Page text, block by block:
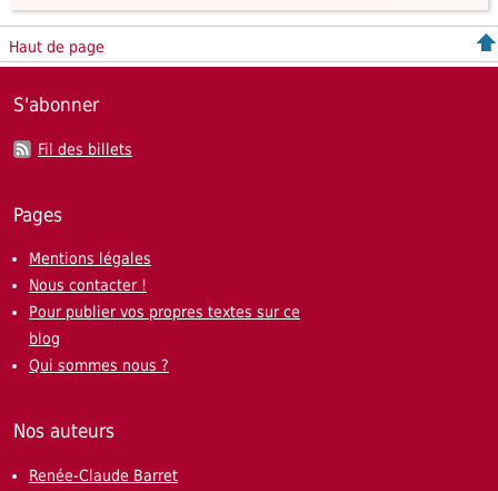
Haut de page
S'abonner
Fil des billets
Pages
Mentions légales
Nous contacter !
Pour publier vos propres textes sur ce
blog
Qui sommes nous ?
Nos auteurs
Renée-Claude Barret